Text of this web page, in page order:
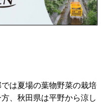
は夏場の葉物野菜の栽培
、秋田県は平野から涼し